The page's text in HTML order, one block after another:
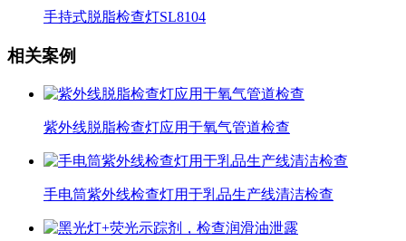
手持式脱脂检查灯SL8104
相关案例
紫外线脱脂检查灯应用于氧气管道检查
手电筒紫外线检查灯用于乳品生产线清洁检查